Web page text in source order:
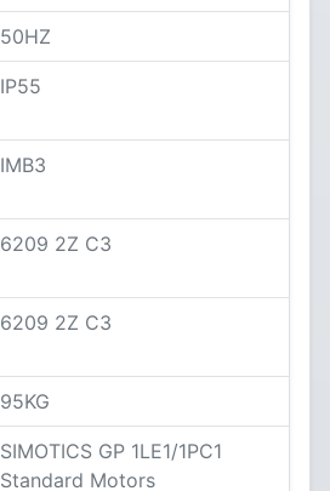
50HZ
IP55
IMB3
6209 2Z C3
6209 2Z C3
95KG
SIMOTICS GP 1LE1/1PC1
Standard Motors